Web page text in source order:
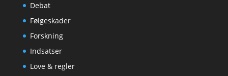
Debat
Følgeskader
Forskning
Indsatser
Love & regler